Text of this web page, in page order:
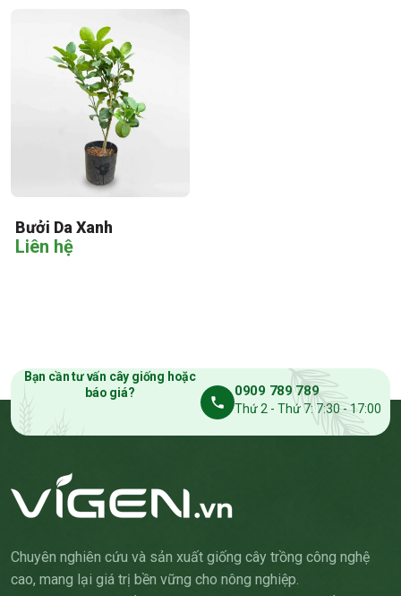
Bưởi Da Xanh
Liên hệ
Bạn cần tư vấn cây giống hoặc
báo giá?
0909 789 789
Thứ 2 - Thứ 7: 7:30 - 17:00
Chuyên nghiên cứu và sản xuất giống cây trồng công nghệ
cao, mang lại giá trị bền vững cho nông nghiệp.